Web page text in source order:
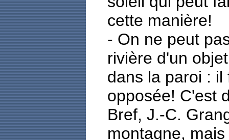
cette manière!
- On ne peut
rivière d'un
dans la paroi :
opposée! C'est
Bref, J.-C.
montagne,